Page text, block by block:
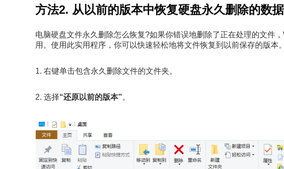
方法2. 从以前的版本中恢复硬盘永久删除的数据
电脑硬盘文件永久删除怎么恢复?如果你错误地删除了正在处理的文件
用。使用此实用程序，你可以快速轻松地将文件恢复到以前保存的版本。
1. 右键单击包含永久删除文件的文件夹。
2. 选择“还原以前的版本”。